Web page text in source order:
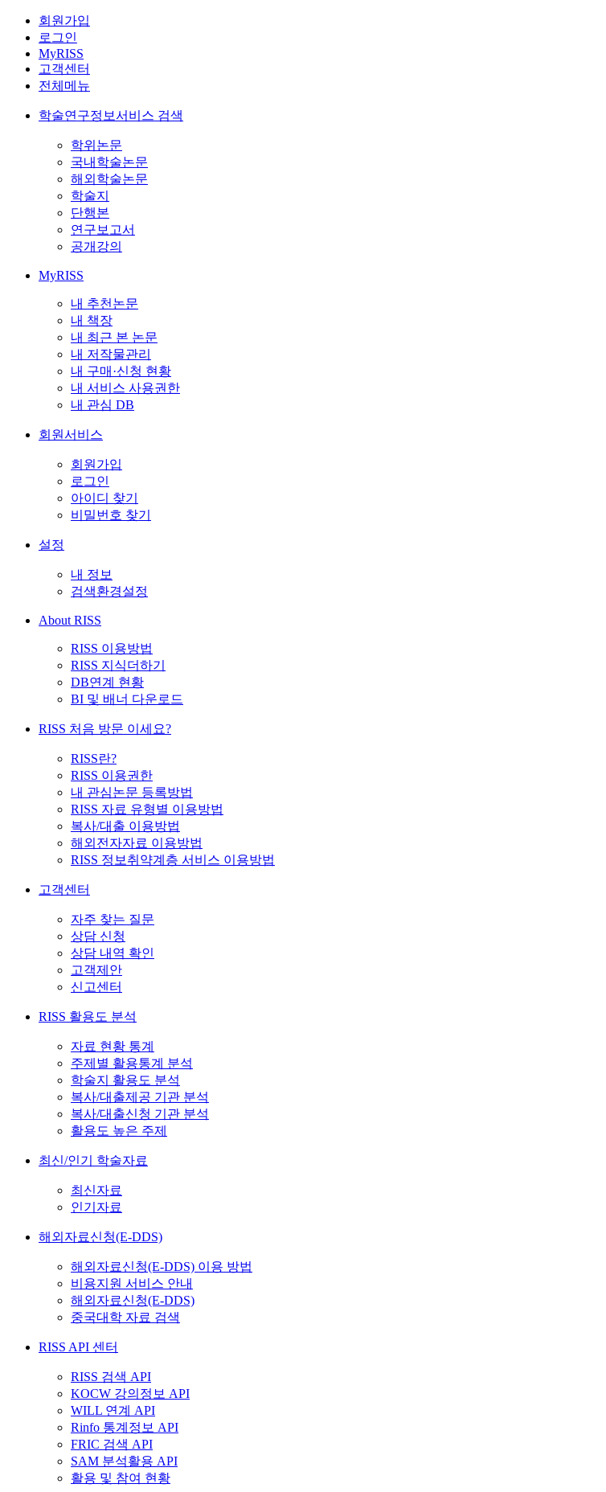
회원가입
로그인
MyRISS
고객센터
전체메뉴
학술연구정보서비스 검색
학위논문
국내학술논문
해외학술논문
학술지
단행본
연구보고서
공개강의
MyRISS
내 추천논문
내 책장
내 최근 본 논문
내 저작물관리
내 구매·신청 현황
내 서비스 사용권한
내 관심 DB
회원서비스
회원가입
로그인
아이디 찾기
비밀번호 찾기
설정
내 정보
검색환경설정
About RISS
RISS 이용방법
RISS 지식더하기
DB연계 현황
BI 및 배너 다운로드
RISS 처음 방문 이세요?
RISS란?
RISS 이용권한
내 관심논문 등록방법
RISS 자료 유형별 이용방법
복사/대출 이용방법
해외전자자료 이용방법
RISS 정보취약계층 서비스 이용방법
고객센터
자주 찾는 질문
상담 신청
상담 내역 확인
고객제안
신고센터
RISS 활용도 분석
자료 현황 통계
주제별 활용통계 분석
학술지 활용도 분석
복사/대출제공 기관 분석
복사/대출신청 기관 분석
활용도 높은 주제
최신/인기 학술자료
최신자료
인기자료
해외자료신청(E-DDS)
해외자료신청(E-DDS) 이용 방법
비용지원 서비스 안내
해외자료신청(E-DDS)
중국대학 자료 검색
RISS API 센터
RISS 검색 API
KOCW 강의정보 API
WILL 연계 API
Rinfo 통계정보 API
FRIC 검색 API
SAM 분석활용 API
활용 및 참여 현황